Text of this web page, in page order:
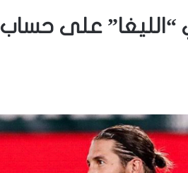
“الليغا” على حساب